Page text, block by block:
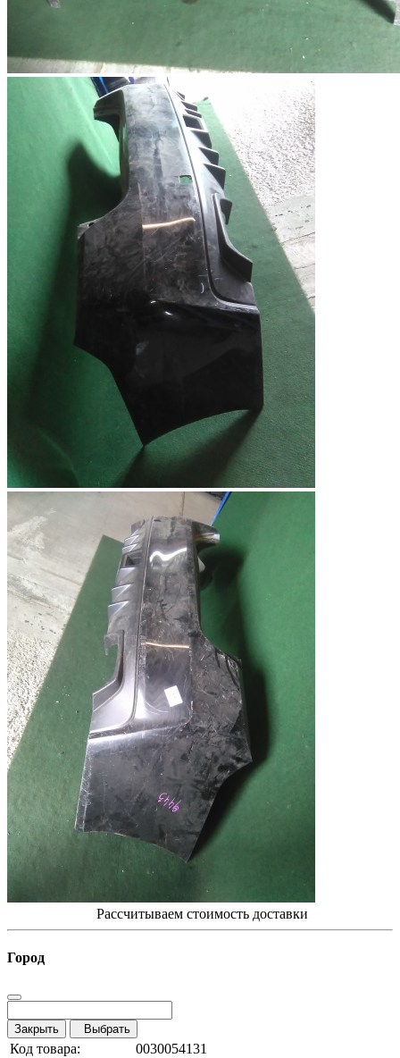
Рассчитываем стоимость доставки
Город
Закрыть Выбрать
Код товара:
0030054131